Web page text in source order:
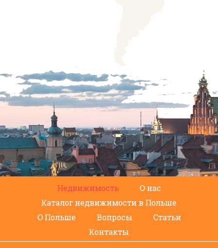
Недвижимость
О нас
Каталог недвижимости в Польше
О Польше
Вопросы
Статьи
Контакты